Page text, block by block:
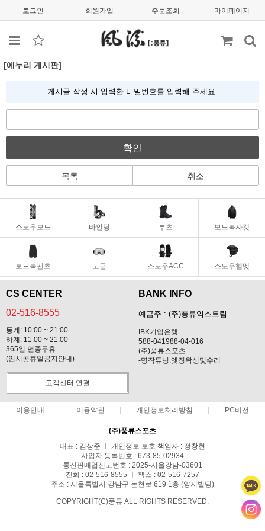
로그인 회원가입 주문조회 마이페이지
[에누리 게시판]
게시글 작성 시 입력한 비밀번호를 입력해 주세요.
확인
목록 취소
스노우보드 바인딩 부츠 보드복자켓
보드복팬츠 고글 스노우ACC 스노우헬멧
CS CENTER
02-516-8555
동계: 10:00 ~ 21:00
하계: 11:00 ~ 21:00
365일 연중무휴
(임시공휴일공지안내)
BANK INFO
예금주 : (주)풍류익스트림
IBK기업은행
588-041988-04-016
(주)풍류스포츠
-명작튜닝:엣징왁싱및수리
고객센터 연결
이용안내 이용약관 개인정보처리방침 PC버전
(주)풍류스포츠
대표 : 김상준 ㅣ 개인정보 보호 책임자 : 정창현
사업자 등록번호 : 673-85-02934
통신판매업신고번호 : 2025-서울강남-03601
전화 : 02-516-8555 ㅣ 팩스 : 02-516-7257
주소 : 서울특별시 강남구 논현로 619 1층 (양지빌딩)
COPYRIGHT(C)풍류 ALL RIGHTS RESERVED.